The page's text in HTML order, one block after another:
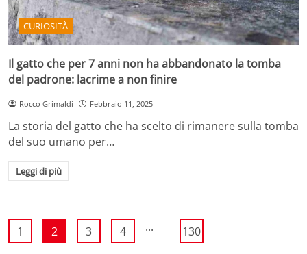
CURIOSITÀ
Il gatto che per 7 anni non ha abbandonato la tomba
del padrone: lacrime a non finire
Rocco Grimaldi Febbraio 11, 2025
La storia del gatto che ha scelto di rimanere sulla tomba
del suo umano per…
Leggi di più
1 2 3 4 ... 130